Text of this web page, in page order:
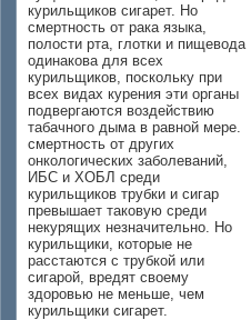
курильщиков сигарет. Но
смертность от рака языка,
полости рта, глотки и пищевода
одинакова для всех
курильщиков, поскольку при
всех видах курения эти органы
подвергаются воздействию
табачного дыма в равной мере.
смертность от других
онкологических заболеваний,
ИБС и ХОБЛ среди
курильщиков трубки и сигар
превышает таковую среди
некурящих незначительно. Но
курильщики, которые не
расстаются с трубкой или
сигарой, вредят своему
здоровью не меньше, чем
курильщики сигарет.